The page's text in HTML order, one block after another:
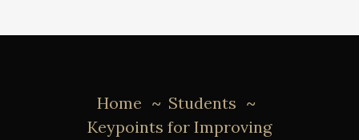
Home
Students
Keypoints for Improving